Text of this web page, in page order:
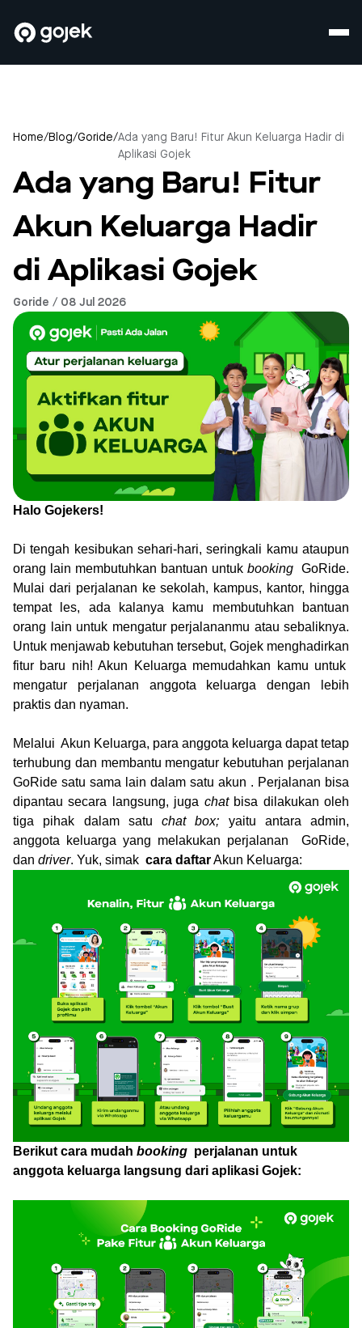
Home/Blog/Goride/Ada yang Baru! Fitur Akun Keluarga Hadir di
Aplikasi Gojek
Ada yang Baru! Fitur
Akun Keluarga Hadir
di Aplikasi Gojek
Goride / 08 Jul 2026
Halo Gojekers!
Di tengah kesibukan sehari-hari, seringkali kamu ataupun
orang lain membutuhkan bantuan untuk booking GoRide.
Mulai dari perjalanan ke sekolah, kampus, kantor, hingga
tempat les, ada kalanya kamu membutuhkan bantuan
orang lain untuk mengatur perjalananmu atau sebaliknya.
Untuk menjawab kebutuhan tersebut, Gojek menghadirkan
fitur baru nih! Akun Keluarga memudahkan kamu untuk
mengatur perjalanan anggota keluarga dengan lebih
praktis dan nyaman.
Melalui Akun Keluarga, para anggota keluarga dapat tetap
terhubung dan membantu mengatur kebutuhan perjalanan
GoRide satu sama lain dalam satu akun . Perjalanan bisa
dipantau secara langsung, juga chat bisa dilakukan oleh
tiga pihak dalam satu chat box; yaitu antara admin,
anggota keluarga yang melakukan perjalanan GoRide,
dan driver. Yuk, simak cara daftarAkun Keluarga:
Berikut cara mudah booking perjalanan untuk
anggota keluarga langsung dari aplikasi Gojek: